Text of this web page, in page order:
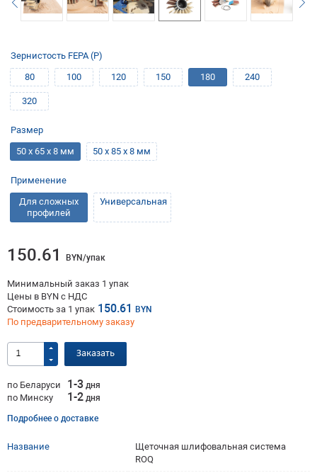
Зернистость FEPA (P)
80
100 120 150 180 240
320
Размер
50 х 65 х 8 мм
50 х 85 х 8 мм
Применение
Для сложных
профилей
Универсальная
150.61 BYN/упак
Минимальный заказ 1 упак
Цены в BYN с НДС
Стоимость за 1 упак 150.61 BYN
По предварительному заказу
Заказать
по Беларуси 1-3 дня
по Минску 1-2 дня
Подробнее о доставке
Название
Щеточная шлифовальная система
ROQ